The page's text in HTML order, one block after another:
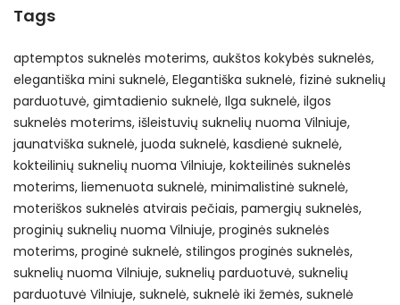
Tags
aptemptos suknelės moterims aukštos kokybės suknelės
elegantiška mini suknelė Elegantiška suknelė fizinė suknelių
parduotuvė gimtadienio suknelė Ilga suknelė ilgos
suknelės moterims išleistuvių suknelių nuoma Vilniuje
jaunatviška suknelė juoda suknelė kasdienė suknelė
kokteilinių suknelių nuoma Vilniuje kokteilinės suknelės
moterims liemenuota suknelė minimalistinė suknelė
moteriškos suknelės atvirais pečiais pamergių suknelės
proginių suknelių nuoma Vilniuje proginės suknelės
moterims proginė suknelė stilingos proginės suknelės
suknelių nuoma Vilniuje suknelių parduotuvė suknelių
parduotuvė Vilniuje suknelė suknelė iki žemės suknelė